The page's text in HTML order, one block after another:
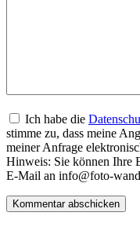
Ich habe die
stimme zu, dass meine
meiner Anfrage
Hinweis: Sie können Ihre
E-Mail an info@foto-